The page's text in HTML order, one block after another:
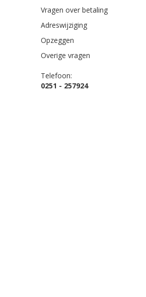
Vragen over betaling
Adreswijziging
Opzeggen
Overige vragen
Telefoon:
0251 - 257924